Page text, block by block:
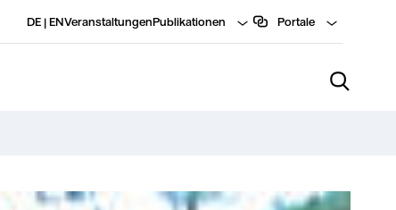
Portale
Publikationen
Veranstaltungen
DE | EN